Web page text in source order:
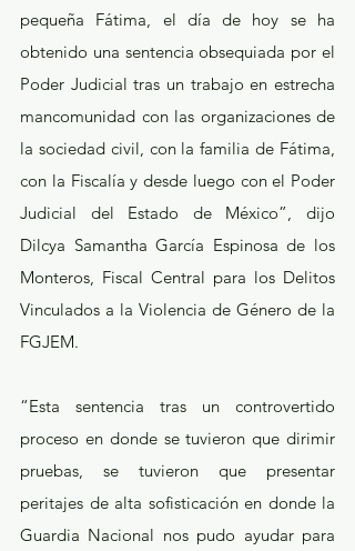
pequeña Fátima, el día de hoy se ha
obtenido una sentencia obsequiada por el
Poder Judicial tras un trabajo en estrecha
mancomunidad con las organizaciones de
la sociedad civil, con la familia de Fátima,
con la Fiscalía y desde luego con el Poder
Judicial del Estado de México”, dijo
Dilcya Samantha García Espinosa de los
Monteros, Fiscal Central para los Delitos
Vinculados a la Violencia de Género de la
FGJEM.
“Esta sentencia tras un controvertido
proceso en donde se tuvieron que dirimir
pruebas, se tuvieron que presentar
peritajes de alta sofisticación en donde la
Guardia Nacional nos pudo ayudar para